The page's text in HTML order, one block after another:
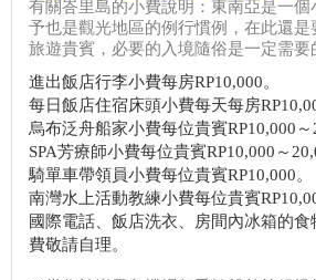
有關峇里島的小費說明：東南亞是一個
予也是觀光地區的例行慣例，在此還是
旅遊貴賓，必要的入境隨俗是一定需要
進出飯店行李小費每房RP10,000。
每日飯店住宿床頭小費每天每房
烏布泛舟船家小費每位貴賓RP10,000～
SPA芳療師小費每位貴賓RP10,000～
騎單車帶領員小費每位貴賓RP10,000。
南灣水上活動教練小費每位貴賓
國際電話、飯店洗衣、房間內冰箱的
費敬請自理。